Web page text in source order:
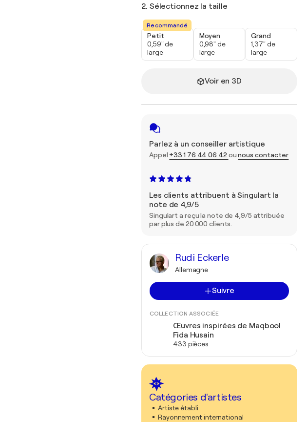
2. Sélectionnez la taille
Recommandé
Petit
0,59" de
large
Moyen
0,98" de
large
Grand
1,37" de
large
Voir en 3D
Parlez à un conseiller artistique
Appel +33 1 76 44 06 42 ounous contacter
Les clients attribuent à Singulart la
note de 4,9/5
Singulart a reçu la note de 4,9/5 attribuée
par plus de 20 000 clients.
Rudi Eckerle
Allemagne
Suivre
COLLECTION ASSOCIÉE
Œuvres inspirées de Maqbool
Fida Husain
433 pièces
Catégories d'artistes
Artiste établi
Rayonnement international